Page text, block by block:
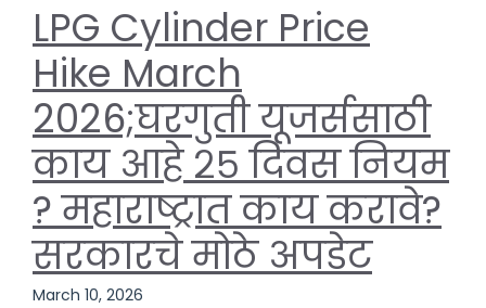
LPG Cylinder Price
Hike March
2026;घरगुती यूजर्ससाठी
काय आहे २५ दिवस नियम
? महाराष्ट्रात काय करावे?
सरकारचे मोठे अपडेट
March 10, 2026